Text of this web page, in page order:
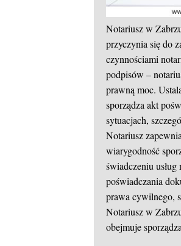
Notariusz w
przyczynia się do
czynnościami
podpisów –
prawną moc.
sporządza akt
sytuacjach,
Notariusz
wiarygodność
świadczeniu
poświadczania
prawa cywilnego,
Notariusz w
obejmuje